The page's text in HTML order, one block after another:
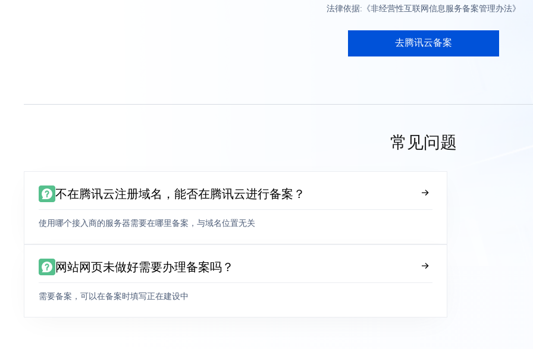
法律依据:《非经营性互联网信息服务备案管理办法》
去腾讯云备案
常见问题
不在腾讯云注册域名，能否在腾讯云进行备案？
使用哪个接入商的服务器需要在哪里备案，与域名位置无关
网站网页未做好需要办理备案吗？
需要备案，可以在备案时填写正在建设中